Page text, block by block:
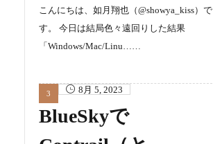
こんにちは、如月翔也（@showya_kiss）で
す。 今日は結局色々遠回りした結果
「Windows/Mac/Linu……
8月 5, 2023
BlueSkyで